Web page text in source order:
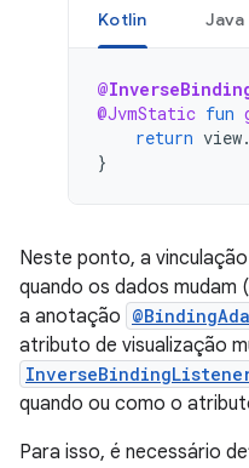
Kotlin Java
@JvmStatic fun
return view.
}
Neste ponto, a
quando os dados
a anotação
atributo de visualização
quando ou como o
Para isso, é necessário